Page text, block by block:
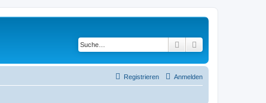
Suche
Anmelden
Registrieren